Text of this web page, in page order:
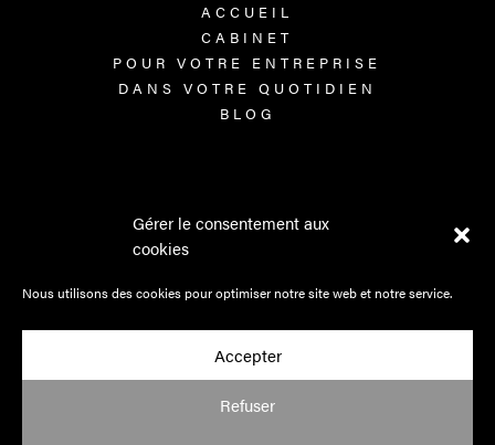
Gérer le consentement aux
cookies
Nous utilisons des cookies pour optimiser notre site web et notre service.
Accepter
Refuser
ACCUEIL
CABINET
POUR VOTRE ENTREPRISE
DANS VOTRE QUOTIDIEN
BLOG
POLITIQUE DE CONFIDENTIALITÉ
FACEBOOK
LINKEDIN
INSTAGRAM